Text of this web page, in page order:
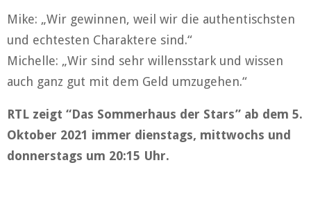
Mike: „Wir gewinnen, weil wir die authentischsten
und echtesten Charaktere sind.“
Michelle: „Wir sind sehr willensstark und wissen
auch ganz gut mit dem Geld umzugehen.“
RTL zeigt “Das Sommerhaus der Stars” ab dem 5.
Oktober 2021 immer dienstags, mittwochs und
donnerstags um 20:15 Uhr.